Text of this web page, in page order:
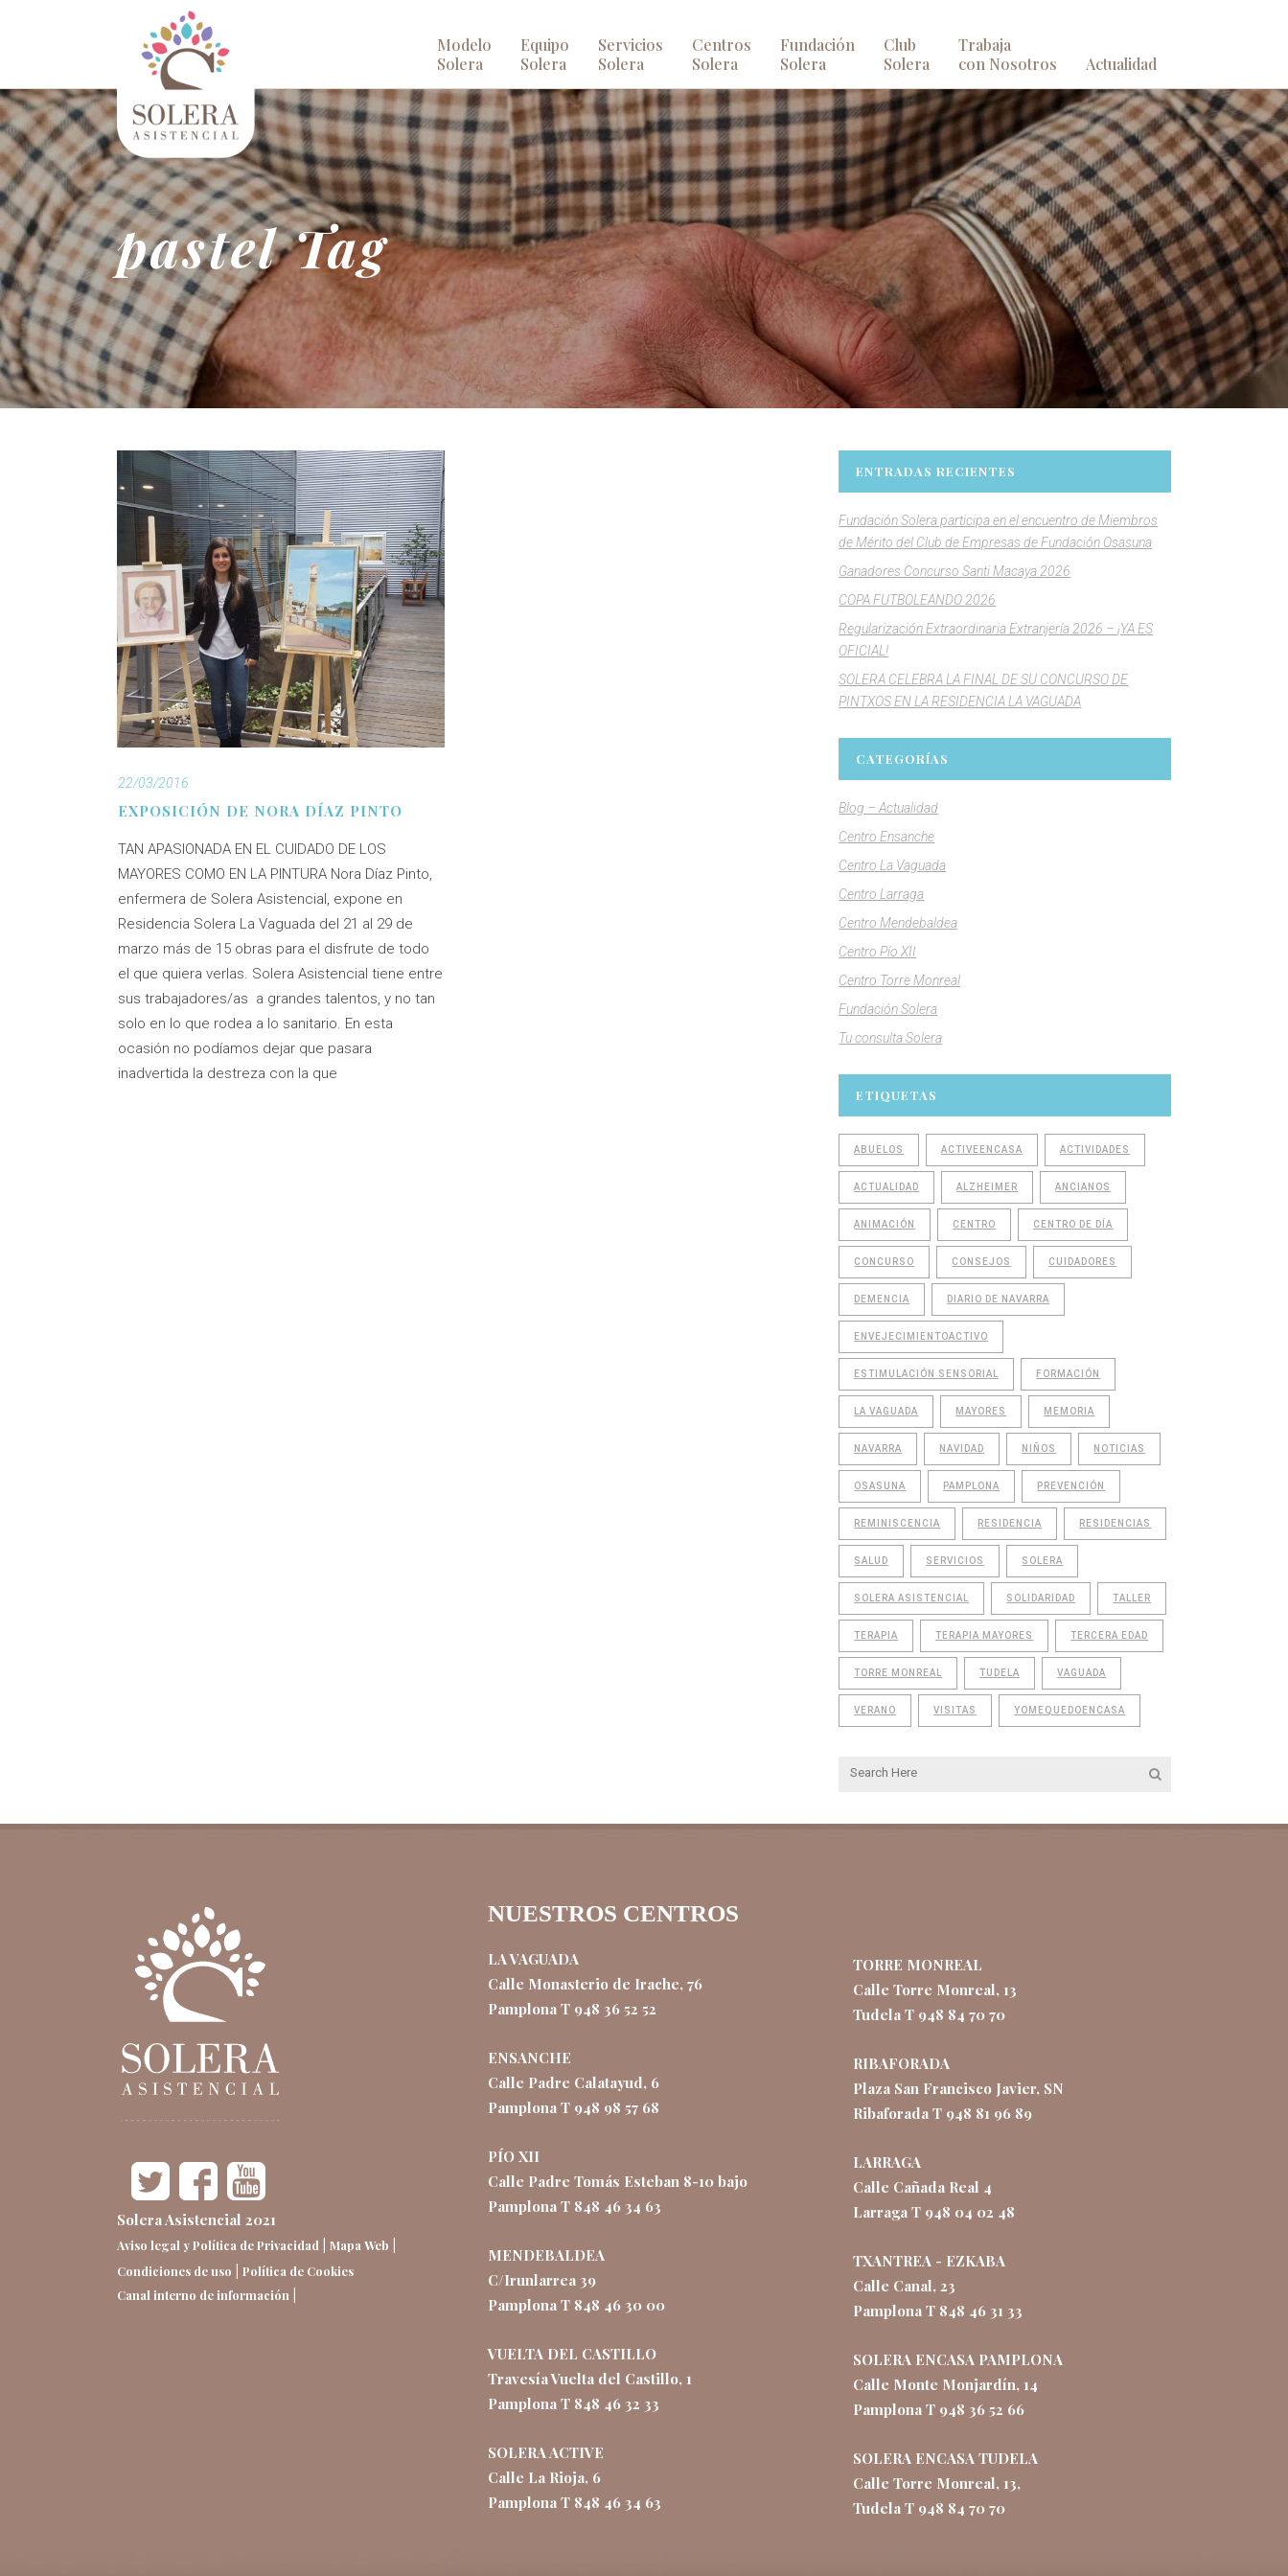
Modelo
Solera
Equipo
Solera
Servicios
Solera
Centros
Solera
Fundación
Solera
Club
Solera
Trabaja
con Nosotros
Actualidad
pastel Tag
22/03/2016
EXPOSICIÓN DE NORA DÍAZ PINTO
TAN APASIONADA EN EL CUIDADO DE LOS
MAYORES COMO EN LA PINTURA Nora Díaz Pinto,
enfermera de Solera Asistencial, expone en
Residencia Solera La Vaguada del 21 al 29 de
marzo más de 15 obras para el disfrute de todo
el que quiera verlas. Solera Asistencial tiene entre
sus trabajadores/as a grandes talentos, y no tan
solo en lo que rodea a lo sanitario. En esta
ocasión no podíamos dejar que pasara
inadvertida la destreza con la que
ENTRADAS RECIENTES
Fundación Solera participa en el encuentro de Miembros
de Mérito del Club de Empresas de Fundación Osasuna
Ganadores Concurso Santi Macaya 2026
COPA FUTBOLEANDO 2026
Regularización Extraordinaria Extranjería 2026 – ¡YA ES
OFICIAL!
SOLERA CELEBRA LA FINAL DE SU CONCURSO DE
PINTXOS EN LA RESIDENCIA LA VAGUADA
CATEGORÍAS
Blog – Actualidad
Centro Ensanche
Centro La Vaguada
Centro Larraga
Centro Mendebaldea
Centro Pío XII
Centro Torre Monreal
Fundación Solera
Tu consulta Solera
ETIQUETAS
ABUELOS ACTIVEENCASA ACTIVIDADES
ACTUALIDAD ALZHEIMER ANCIANOS
ANIMACIÓN CENTRO CENTRO DE DÍA
CONCURSO CONSEJOS CUIDADORES
DEMENCIA DIARIO DE NAVARRA
ENVEJECIMIENTOACTIVO
ESTIMULACIÓN SENSORIAL FORMACIÓN
LA VAGUADA MAYORES MEMORIA
NAVARRA NAVIDAD NIÑOS NOTICIAS
OSASUNA PAMPLONA PREVENCIÓN
REMINISCENCIA RESIDENCIA RESIDENCIAS
SALUD SERVICIOS SOLERA
SOLERA ASISTENCIAL SOLIDARIDAD TALLER
TERAPIA TERAPIA MAYORES TERCERA EDAD
TORRE MONREAL TUDELA VAGUADA
VERANO VISITAS YOMEQUEDOENCASA
Solera Asistencial 2021
Aviso legal y Política de Privacidad Mapa Web
Condiciones de uso
Política de Cookies
Canal interno de información
NUESTROS CENTROS
LA VAGUADA
Calle Monasterio de Irache, 76
Pamplona T 948 36 52 52
ENSANCHE
Calle Padre Calatayud, 6
Pamplona T 948 98 57 68
PÍO XII
Calle Padre Tomás Esteban 8-10 bajo
Pamplona T 848 46 34 63
MENDEBALDEA
C/Irunlarrea 39
Pamplona T 848 46 30 00
VUELTA DEL CASTILLO
Travesía Vuelta del Castillo, 1
Pamplona T 848 46 32 33
SOLERA ACTIVE
Calle La Rioja, 6
Pamplona T 848 46 34 63
TORRE MONREAL
Calle Torre Monreal, 13
Tudela T 948 84 70 70
RIBAFORADA
Plaza San Francisco Javier, SN
Ribaforada T 948 81 96 89
LARRAGA
Calle Cañada Real 4
Larraga T 948 04 02 48
TXANTREA - EZKABA
Calle Canal, 23
Pamplona T 848 46 31 33
SOLERA ENCASA PAMPLONA
Calle Monte Monjardín, 14
Pamplona T 948 36 52 66
SOLERA ENCASA TUDELA
Calle Torre Monreal, 13,
Tudela T 948 84 70 70